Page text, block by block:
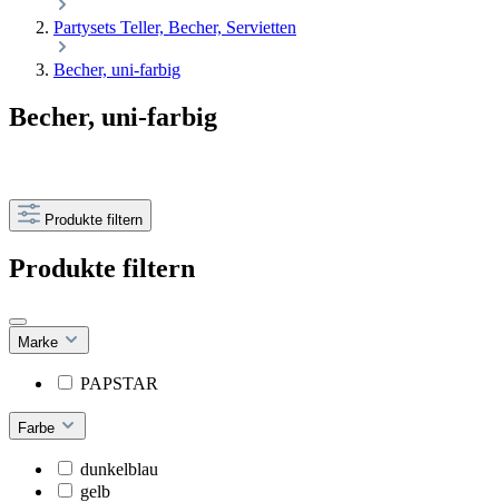
Partysets Teller, Becher, Servietten
Becher, uni-farbig
Becher, uni-farbig
Produkte filtern
Produkte filtern
Marke
PAPSTAR
Farbe
dunkelblau
gelb